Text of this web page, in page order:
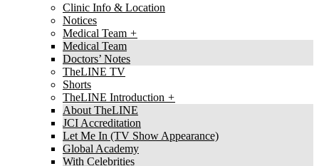
Clinic Info & Location
Notices
Medical Team
Medical Team
Doctors’ Notes
TheLINE TV
Shorts
TheLINE Introduction
About TheLINE
JCI Accreditation
Let Me In (TV Show Appearance)
Global Academy
With Celebrities